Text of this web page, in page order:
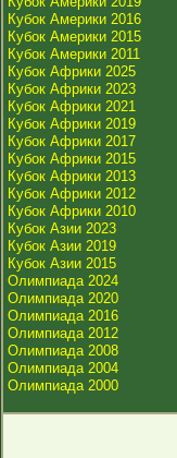
Кубок Америки 2016
Кубок Америки 2015
Кубок Америки 2011
Кубок Африки 2025
Кубок Африки 2023
Кубок Африки 2021
Кубок Африки 2019
Кубок Африки 2017
Кубок Африки 2015
Кубок Африки 2013
Кубок Африки 2012
Кубок Африки 2010
Кубок Азии 2023
Кубок Азии 2019
Кубок Азии 2015
Олимпиада 2024
Олимпиада 2020
Олимпиада 2016
Олимпиада 2012
Олимпиада 2008
Олимпиада 2004
Олимпиада 2000